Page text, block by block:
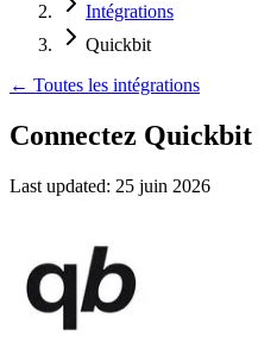
Intégrations
Quickbit
← Toutes les intégrations
Connectez Quickbit
Last updated: 25 juin 2026